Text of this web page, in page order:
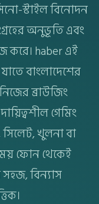
স্টাইল বিনোদন
অনুভূতি এবং
করে। haber এই
বাংলাদেশের
ব্রাউজিং
গেমিং
সিলেট, খুলনা বা
ফোন থেকেই
সহজ, বিন্যাস